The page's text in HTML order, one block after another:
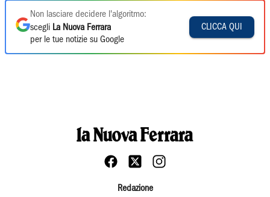
Non lasciare decidere l'algoritmo:
scegli La Nuova Ferrara
per le tue notizie su Google
CLICCA QUI
Redazione